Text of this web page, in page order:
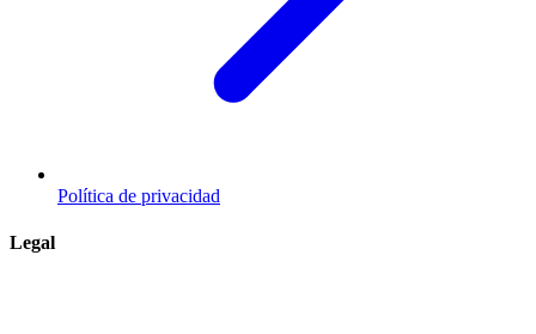
Política de privacidad
Legal